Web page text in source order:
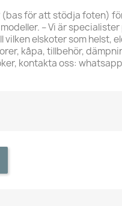
(bas för att stödja foten)
– Vi är
vilken elskoter som helst,
kåpa, tillbehör,
kontakta oss: